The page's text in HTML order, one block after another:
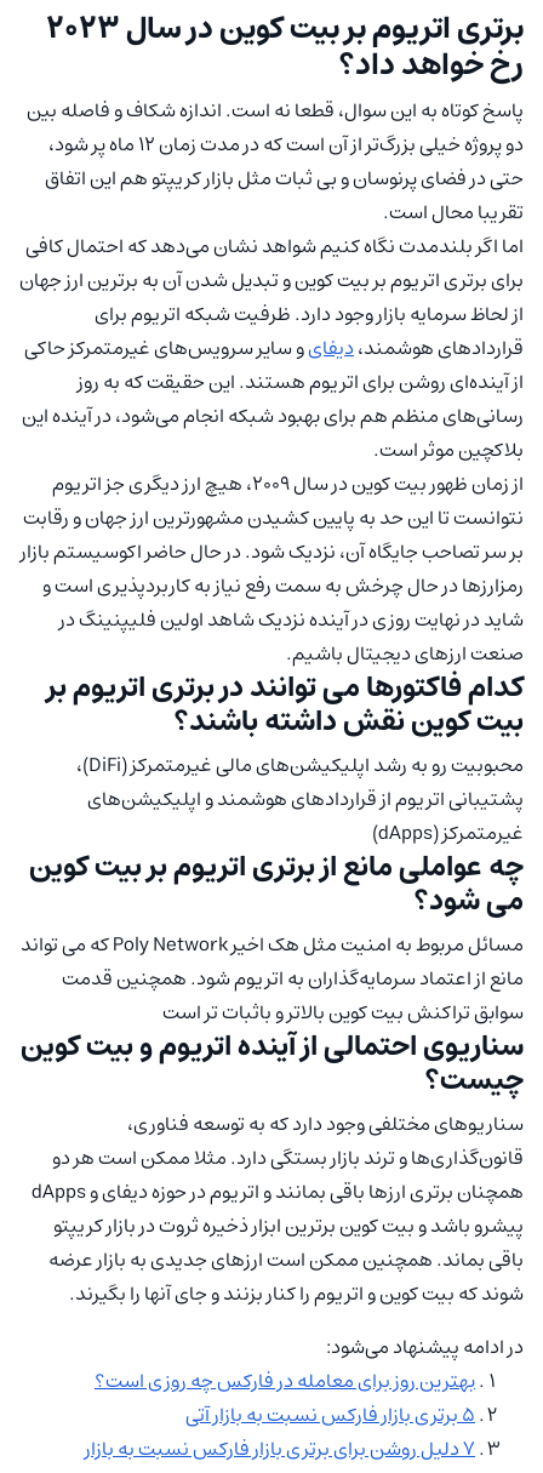
برتری اتریوم بر بیت کوین در سال ۲۰۲۳
رخ خواهد داد؟
پاسخ کوتاه به این سوال، قطعا نه است. اندازه شکاف و فاصله بین
دو پروژه خیلی بزرگ‌تر از آن است که در مدت زمان ۱۲ ماه پر شود،
حتی در فضای پرنوسان و بی ثبات مثل بازار کریپتو هم این اتفاق
تقریبا محال است.
اما اگر بلندمدت نگاه کنیم شواهد نشان می‌دهد که احتمال کافی
برای برتری اتریوم بر بیت کوین و تبدیل شدن آن به برترین ارز جهان
از لحاظ سرمایه بازار وجود دارد. ظرفیت شبکه اتریوم برای
قراردادهای هوشمند،دیفایو سایر سرویس‌های غیرمتمرکز حاکی
از آینده‌ای روشن برای اتریوم هستند. این حقیقت که به روز
رسانی‌های منظم هم برای بهبود شبکه انجام می‌شود، در آینده این
بلاکچین موثر است.
از زمان ظهور بیت کوین در سال ۲۰۰۹، هیچ ارز دیگری جز اتریوم
نتوانست تا این حد به پایین کشیدن مشهورترین ارز جهان و رقابت
بر سر تصاحب جایگاه آن، نزدیک شود. در حال حاضر اکوسیستم بازار
رمزارزها در حال چرخش به سمت رفع نیاز به کاربردپذیری است و
شاید در نهایت روزی در آینده نزدیک شاهد اولین فلیپنینگ در
صنعت ارزهای دیجیتال باشیم.
کدام فاکتورها می‌ توانند در برتری اتریوم بر
بیت کوین نقش داشته باشند؟
محبوبیت رو به رشد اپلیکیشن‌های مالی غیرمتمرکز (DiFi)،
پشتیبانی اتریوم از قراردادهای هوشمند و اپلیکیشن‌های
غیرمتمرکز (dApps)
چه عواملی مانع از برتری اتریوم بر بیت کوین
می شود؟
مسائل مربوط به امنیت مثل هک اخیر Poly Network که می تواند
مانع از اعتماد سرمایه‌گذاران به اتریوم شود. همچنین قدمت
سوابق تراکنش بیت کوین بالاتر و باثبات تر است
سناریوی احتمالی از آینده اتریوم و بیت کوین
چیست؟
سناریوهای مختلفی وجود دارد که به توسعه فناوری،
قانون‌گذاری‌ها و ترند بازار بستگی دارد. مثلا ممکن است هر دو
همچنان برتری ارزها باقی بمانند و اتریوم در حوزه دیفای و dApps
پیشرو باشد و بیت کوین برترین ابزار ذخیره ثروت در بازار کریپتو
باقی بماند. همچنین ممکن است ارزهای جدیدی به بازار عرضه
شوند که بیت کوین و اتریوم را کنار بزنند و جای آنها را بگیرند.
در ادامه پیشنهاد می‌شود:
بهترین روز برای معامله در فارکس چه روزی است؟
5 برتری بازار فارکس نسبت به بازار آتی
۷ دلیل روشن برای برتری بازار فارکس نسبت به بازار